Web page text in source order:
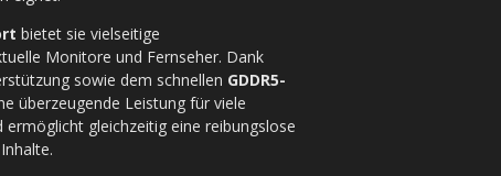
bietet sie vielseitige
Monitore und Fernseher. Dank
sowie dem schnellen GDDR5-
überzeugende Leistung für viele
gleichzeitig eine reibungslose